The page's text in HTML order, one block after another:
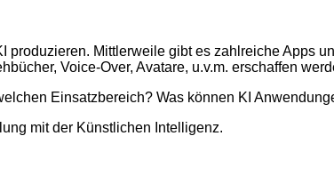
Mittlerweile gibt es zahlreiche Apps
Voice-Over, Avatare, u.v.m. erschaffen
Einsatzbereich? Was können KI
mit der Künstlichen Intelligenz.